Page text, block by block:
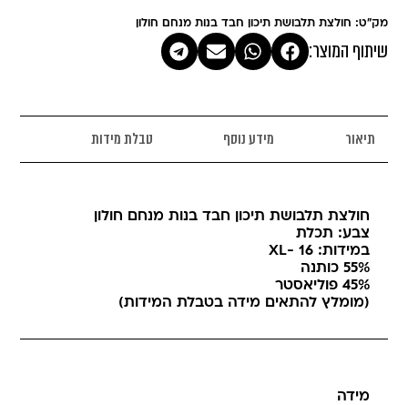
מק"ט: חולצת תלבושת תיכון חבד בנות מנחם חולון
שיתוף המוצר:
תיאור מידע נוסף טבלת מידות
חולצת תלבושת תיכון חבד בנות מנחם חולון
צבע: תכלת
במידות: 16 -XL
55% כותנה
45% פוליאסטר
(מומלץ להתאים מידה בטבלת המידות)
מידה